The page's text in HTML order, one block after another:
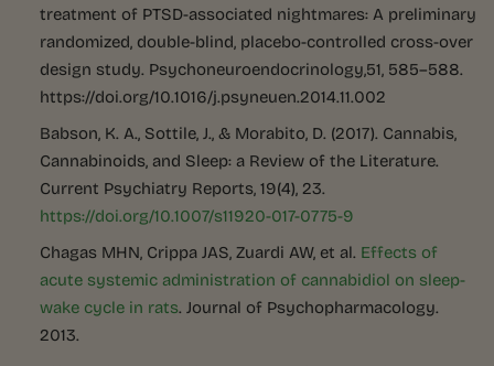
treatment of PTSD-associated nightmares: A preliminary
randomized, double-blind, placebo-controlled cross-over
design study. Psychoneuroendocrinology,51, 585–588.
https://doi.org/10.1016/j.psyneuen.2014.11.002
Babson, K. A., Sottile, J., & Morabito, D. (2017). Cannabis,
Cannabinoids, and Sleep: a Review of the Literature.
Current Psychiatry Reports, 19(4), 23.
https://doi.org/10.1007/s11920-017-0775-9
Chagas MHN, Crippa JAS, Zuardi AW, et al. Effects of
acute systemic administration of cannabidiol on sleep-
wake cycle in rats. Journal of Psychopharmacology.
2013.